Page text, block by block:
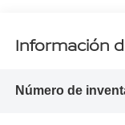
Información
Número de